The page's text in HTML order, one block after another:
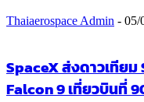
Thaiaerospace Admin - 05/
SpaceX ส่งดาวเทีย
Falcon 9 เที่ยวบินที่